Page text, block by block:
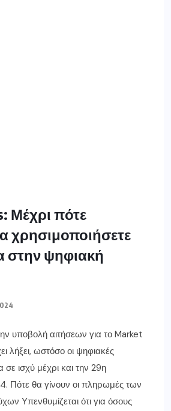
Μέχρι πότε
χρησιμοποιήσετε
στην ψηφιακή
υποβολή αιτήσεων για το Market
λήξει, ωστόσο οι ψηφιακές
σε ισχύ μέχρι και την 29η
Πότε θα γίνουν οι πληρωμές των
Υπενθυμίζεται ότι για όσους